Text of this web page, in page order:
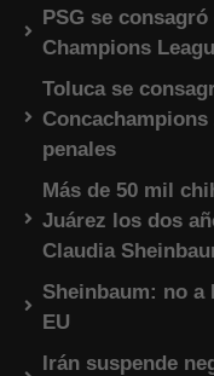
PSG se
Champions
Toluca se
penales
Más de 50 mil
Juárez los dos
Claudia
Sheinbaum: no
EU
Irán suspende